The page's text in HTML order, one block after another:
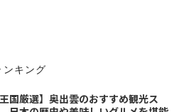
ンキング
王国厳選】奥出雲のおすすめ観光ス